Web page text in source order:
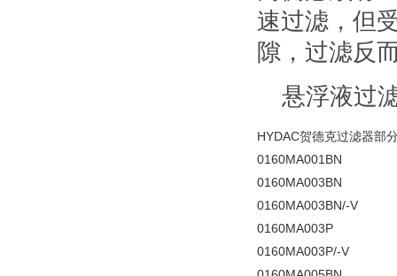
速过滤，但
隙，过滤反
悬浮液过
HYDAC贺德克过滤器部
0160MA001BN
0160MA003BN
0160MA003BN/-V
0160MA003P
0160MA003P/-V